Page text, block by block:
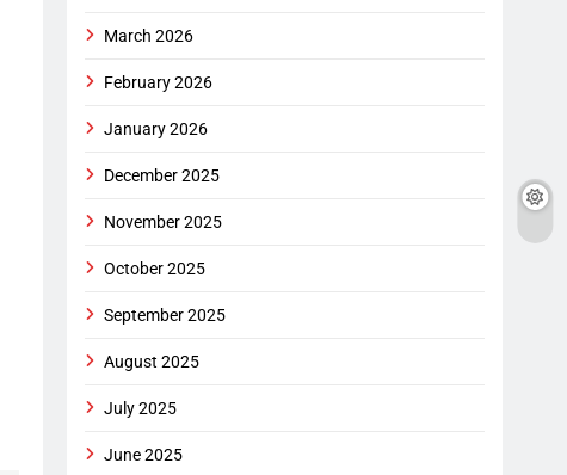
March 2026
February 2026
January 2026
December 2025
November 2025
October 2025
September 2025
August 2025
July 2025
June 2025